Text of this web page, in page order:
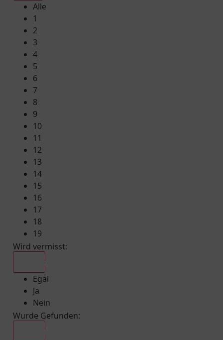
Alle
1
2
3
4
5
6
7
8
9
10
11
12
13
14
15
16
17
18
19
Wird vermisst:
Egal
Ja
Nein
Wurde Gefunden: